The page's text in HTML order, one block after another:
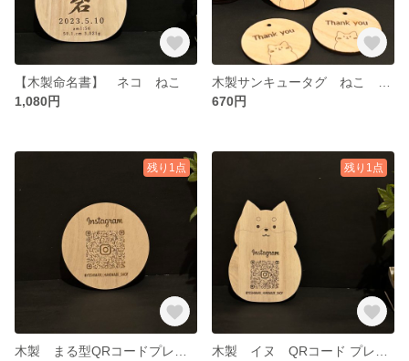
【木製命名書】 ネコ ねこ
1,080円
670円
残り1点 残り1点